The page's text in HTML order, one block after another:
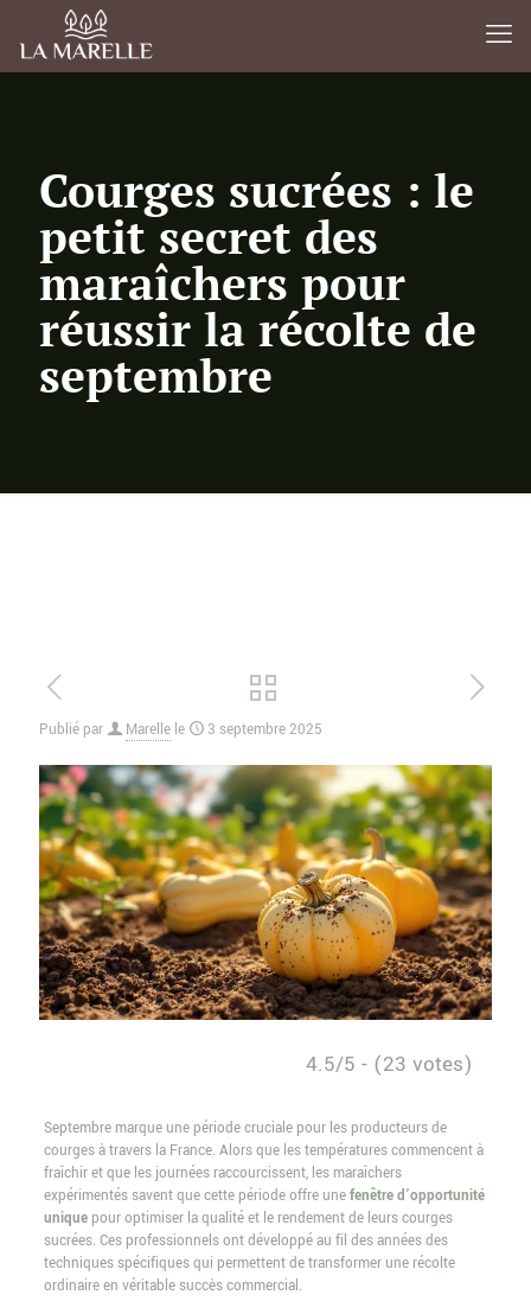
Courges sucrées : le
petit secret des
maraîchers pour
réussir la récolte de
septembre
Publié par Marelle le 3 septembre 2025
4.5/5 - (23 votes)
Septembre marque une période cruciale pour les producteurs de
courges à travers la France. Alors que les températures commencent à
fraîchir et que les journées raccourcissent, les maraîchers
expérimentés savent que cette période offre unefenêtre d’opportunité
uniquepour optimiser la qualité et le rendement de leurs courges
sucrées. Ces professionnels ont développé au fil des années des
techniques spécifiques qui permettent de transformer une récolte
ordinaire en véritable succès commercial.